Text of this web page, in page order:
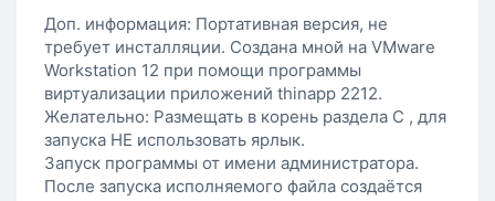
Доп. информация: Портативная версия, не
требует инсталляции. Создана мной на VMware
Workstation 12 при помощи программы
виртуализации приложений thinapp 2212.
Желательно: Размещать в корень раздела С , для
запуска НЕ использовать ярлык.
Запуск программы от имени администратора.
После запуска исполняемого файла создаётся